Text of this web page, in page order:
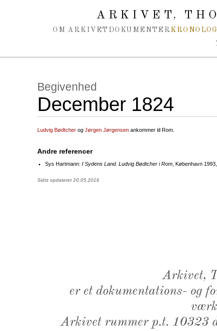
ARKIVET,
OM ARKIVET DOKUMENTER
Begivenhed
December 1824
Ludvig Bødtcher og Jørgen Jørgensen ankommer til Rom.
Andre referencer
Sys Hartmann: I Sydens Land. Ludvig Bødtcher i Rom , København
Sidst opdateret 20.05.2016
Arkivet,
er et dokumentations- og
Arkivet rummer p.t. 10323